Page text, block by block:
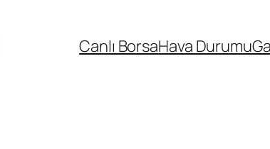
Canlı BorsaHava Durumu